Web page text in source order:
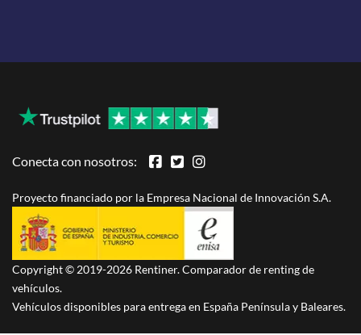
Conecta con nosotros:
Proyecto financiado por la Empresa Nacional de Innovación S.A.
Copyright © 2019-2026 Rentiner. Comparador de renting de
vehículos.
Vehículos disponibles para entrega en España Península y Baleares.